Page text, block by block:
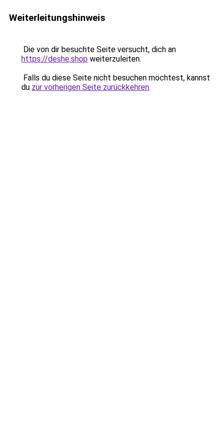
Weiterleitungshinweis
Die von dir besuchte Seite versucht, dich an
https://deshe.shop weiterzuleiten.
Falls du diese Seite nicht besuchen möchtest, kannst
du zur vorherigen Seite zurückkehren.